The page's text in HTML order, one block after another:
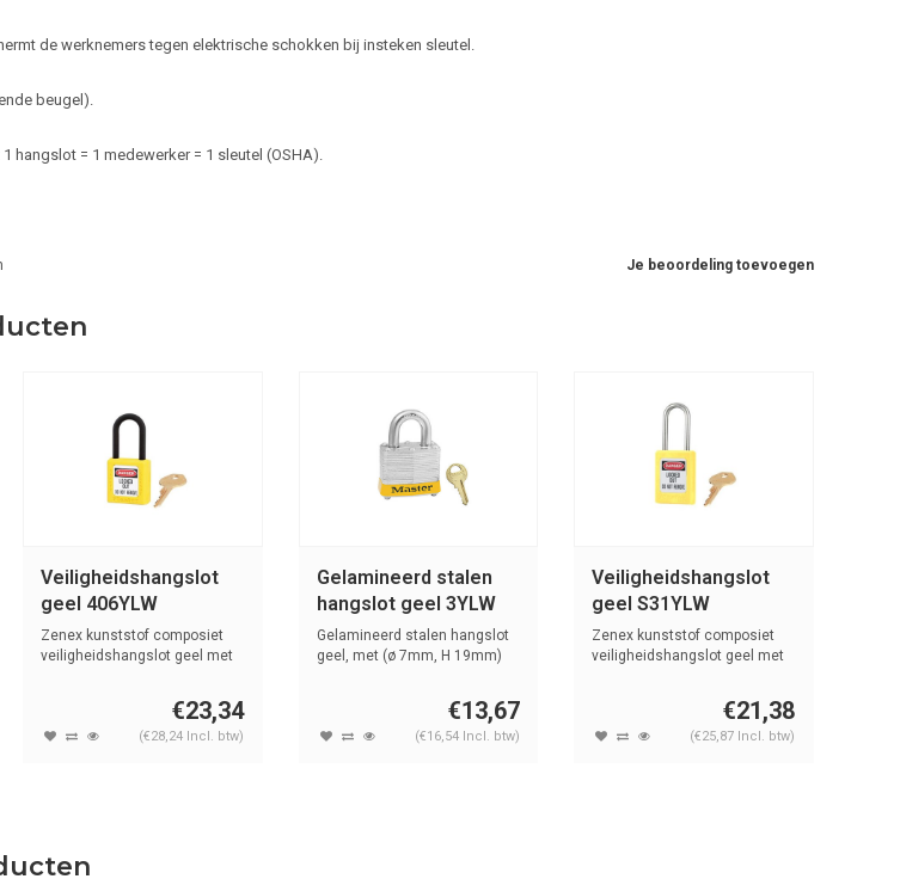
de werknemers tegen elektrische schokken bij insteken sleutel.
beugel).
hangslot = 1 medewerker = 1 sleutel (OSHA).
Je beoordeling toevoegen
Veiligheidshangslot
geel 406YLW
Zenex kunststof composiet
veiligheidshangslot geel met
€23,34
(€28,24 Incl. btw)
Gelamineerd stalen
hangslot geel 3YLW
Gelamineerd stalen hangslot
geel, met (ø 7mm, H 19mm)
€13,67
(€16,54 Incl. btw)
Veiligheidshangslot
geel S31YLW
Zenex kunststof composiet
veiligheidshangslot geel met
€21,38
(€25,87 Incl. btw)